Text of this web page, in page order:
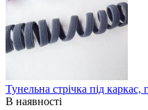
Тунельна стрічка під
В наявності